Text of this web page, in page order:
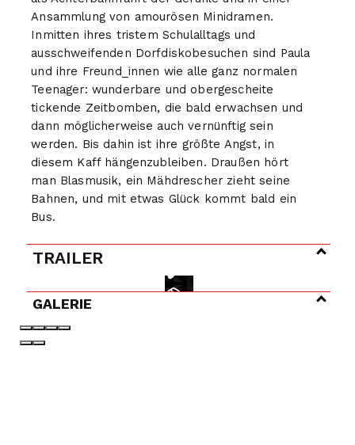
Ansammlung von amourösen Minidramen.
Inmitten ihres tristem Schulalltags und
ausschweifenden Dorfdiskobesuchen sind Paula
und ihre Freund_innen wie alle ganz normalen
Teenager: wunderbare und obergescheite
tickende Zeitbomben, die bald erwachsen und
dann möglicherweise auch vernünftig sein
werden. Bis dahin ist ihre größte Angst, in
diesem Kaff hängenzubleiben. Draußen hört
man Blasmusik, ein Mähdrescher zieht seine
Bahnen, und mit etwas Glück kommt bald ein
Bus.
TRAILER
GALERIE